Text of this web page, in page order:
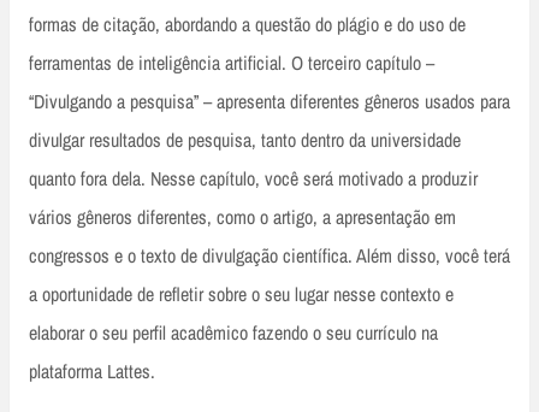
formas de citação, abordando a questão do plágio e do uso de
ferramentas de inteligência artificial. O terceiro capítulo –
“Divulgando a pesquisa” – apresenta diferentes gêneros usados para
divulgar resultados de pesquisa, tanto dentro da universidade
quanto fora dela. Nesse capítulo, você será motivado a produzir
vários gêneros diferentes, como o artigo, a apresentação em
congressos e o texto de divulgação científica. Além disso, você terá
a oportunidade de refletir sobre o seu lugar nesse contexto e
elaborar o seu perfil acadêmico fazendo o seu currículo na
plataforma Lattes.